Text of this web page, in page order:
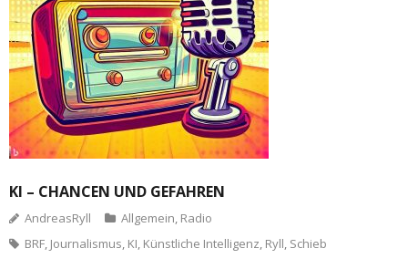
KI – CHANCEN UND GEFAHREN
AndreasRyll Allgemein, Radio
BRF, Journalismus, KI, Künstliche Intelligenz, Ryll, Schieb